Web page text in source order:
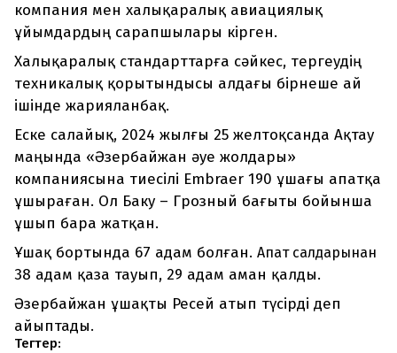
компания мен халықаралық авиациялық
ұйымдардың сарапшылары кірген.
Халықаралық стандарттарға сәйкес, тергеудің
техникалық қорытындысы алдағы бірнеше ай
ішінде жарияланбақ.
Еске салайық, 2024 жылғы 25 желтоқсанда Ақтау
маңында «Әзербайжан әуе жолдары»
компаниясына тиесілі Embraer 190 ұшағы апатқа
ұшыраған. Ол Баку – Грозный бағыты бойынша
ұшып бара жатқан.
Ұшақ бортында 67 адам болған. Апат салдарынан
38 адам қаза тауып, 29 адам аман қалды.
Әзербайжан ұшақты Ресей атып түсірді деп
айыптады.
Тегтер: